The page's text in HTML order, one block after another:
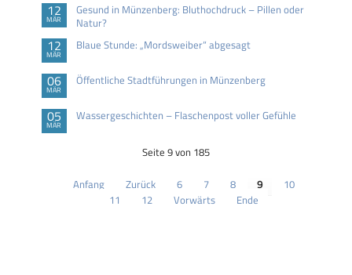
12
MÄR
Gesund in Münzenberg: Bluthochdruck – Pillen oder
Natur?
12
MÄR
Blaue Stunde: „Mordsweiber“ abgesagt
06
MÄR
Öffentliche Stadtführungen in Münzenberg
05
MÄR
Wassergeschichten – Flaschenpost voller Gefühle
Seite 9 von 185
Anfang Zurück 6 7 8 9
10
11
12 Vorwärts Ende